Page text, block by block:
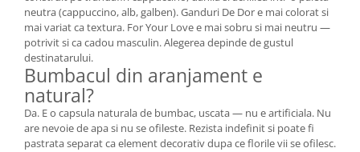
neutra (cappuccino, alb, galben). Ganduri De Dor e mai colorat si
mai variat ca textura. For Your Love e mai sobru si mai neutru —
potrivit si ca cadou masculin. Alegerea depinde de gustul
destinatarului.
Bumbacul din aranjament e
natural?
Da. E o capsula naturala de bumbac, uscata — nu e artificiala. Nu
are nevoie de apa si nu se ofileste. Rezista indefinit si poate fi
pastrata separat ca element decorativ dupa ce florile vii se ofilesc.